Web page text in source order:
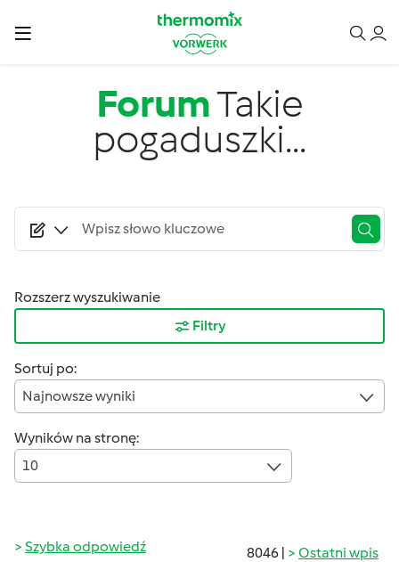
ForumTakie
pogaduszki...
Rozszerz wyszukiwanie
Filtry
Sortuj po:
Najnowsze wyniki
Wyników na stronę:
10
8046 | Ostatni wpis
Szybka odpowiedź